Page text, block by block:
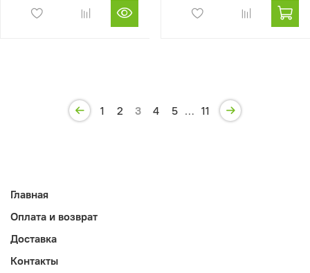
1 2 3 4 5 … 11
Главная
Оплата и возврат
Доставка
Контакты